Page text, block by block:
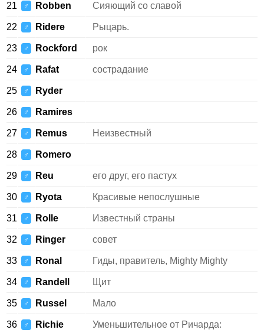
21 ♂ Robben Сияющий со славой
22 ♂ Ridere Рыцарь.
23 ♂ Rockford рок
24 ♂ Rafat сострадание
25 ♂ Ryder
26 ♂ Ramires
27 ♂ Remus Неизвестный
28 ♂ Romero
29 ♂ Reu его друг, его пастух
30 ♂ Ryota Красивые непослушные
31 ♂ Rolle Известный страны
32 ♂ Ringer совет
33 ♂ Ronal Гиды, правитель, Mighty Mighty
34 ♂ Randell Щит
35 ♂ Russel Мало
36 ♂ Richie
Уменьшительное от Ричарда: